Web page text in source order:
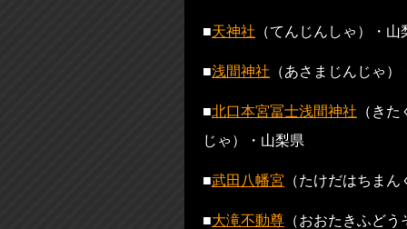
■天神社 （てんじんしゃ）・山
■浅間神社 （あさまじんじゃ）
■北口本宮冨士浅間神社 （き
じゃ）・山梨県
■武田八幡宮 （たけだはちま
■大滝不動尊 （おおたきふど